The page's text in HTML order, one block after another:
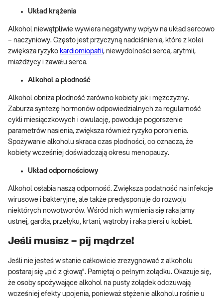
Układ krążenia
Alkohol niewątpliwie wywiera negatywny wpływ na układ sercowo
– naczyniowy. Często jest przyczyną nadciśnienia, które z kolei
zwiększa ryzyko kardiomiopatii, niewydolności serca, arytmii,
miażdżycy i zawału serca.
Alkohol a płodność
Alkohol obniża płodność zarówno kobiety jak i mężczyzny.
Zaburza syntezę hormonów odpowiedzialnych za regularność
cykli miesiączkowych i owulację, powoduje pogorszenie
parametrów nasienia, zwiększa również ryzyko poronienia.
Spożywanie alkoholu skraca czas płodności, co oznacza, że
kobiety wcześniej doświadczają okresu menopauzy.
Układ odpornościowy
Alkohol osłabia naszą odporność. Zwiększa podatność na infekcje
wirusowe i bakteryjne, ale także predysponuje do rozwoju
niektórych nowotworów. Wśród nich wymienia się raka jamy
ustnej, gardła, przełyku, krtani, wątroby i raka piersi u kobiet.
Jeśli musisz – pij mądrze!
Jeśli nie jesteś w stanie całkowicie zrezygnować z alkoholu
postaraj się „pić z głową”. Pamiętaj o pełnym żołądku. Okazuje się,
że osoby spożywające alkohol na pusty żołądek odczuwają
wcześniej efekty upojenia, ponieważ stężenie alkoholu rośnie u